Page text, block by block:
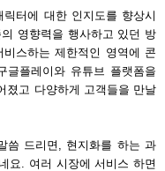
터에 대한 인지도를 향상시
영향력을 행사하고 있던 방
스하는 제한적인 영역에 콘
플레이와 유튜브 플랫폼을
졌고 다양하게 고객들을 만날
씀 드리면, 현지화를 하는 과
요. 여러 시장에 서비스 하면